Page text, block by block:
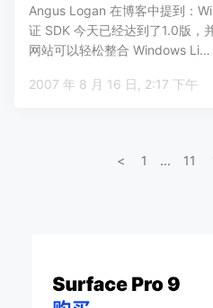
Angus Logan 在博客中提到：
证 SDK 今天已经达到了1.0版，
网站可以轻松整合 Windows Li…
2007 年 8 月 16 日, 2:17 下午
< 1 ... 11